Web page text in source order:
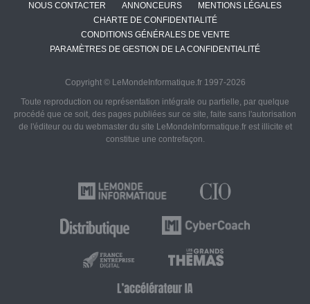
NOUS CONTACTER ANNONCEURS
MENTIONS LÉGALES
CHARTE DE CONFIDENTIALITÉ
CONDITIONS GÉNÉRALES DE VENTE
PARAMÈTRES DE GESTION DE LA CONFIDENTIALITÉ
Copyright © LeMondeInformatique.fr 1997-2026
Toute reproduction ou représentation intégrale ou partielle, par quelque
procédé que ce soit, des pages publiées sur ce site, faite sans l'autorisation
de l'éditeur ou du webmaster du site LeMondeInformatique.fr est illicite et
constitue une contrefaçon.